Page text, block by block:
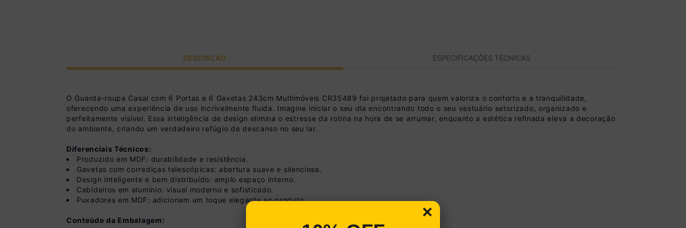
DESCRIÇÃO ESPECIFICAÇÕES TÉCNICAS
O Guarda-roupa Casal com 6 Portas e 6 Gavetas 243cm Multimóveis CR35489 foi projetado para quem valoriza o conforto e a tranquilidade,
oferecendo uma experiência de uso incrivelmente fluida. Imagine iniciar o seu dia encontrando todo o seu vestuário setorizado, organizado e
perfeitamente visível. Essa inteligência de design elimina o estresse da rotina na hora de se arrumar, enquanto a estética refinada eleva a decoração
do ambiente, criando um verdadeiro refúgio de descanso no seu lar.
Diferenciais Técnicos:
Produzido em MDF: durabilidade e resistência.
Gavetas com corrediças telescópicas: abertura suave e silenciosa.
Design inteligente e bem distribuído: amplo espaço interno.
Cabideiros em alumínio: visual moderno e sofisticado.
Puxadores em MDF: adicionam um toque elegante ao produto.
Conteúdo da Embalagem:
×